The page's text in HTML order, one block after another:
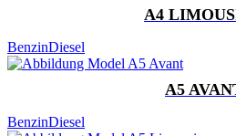
A4
BenzinDiesel
A5
BenzinDiesel